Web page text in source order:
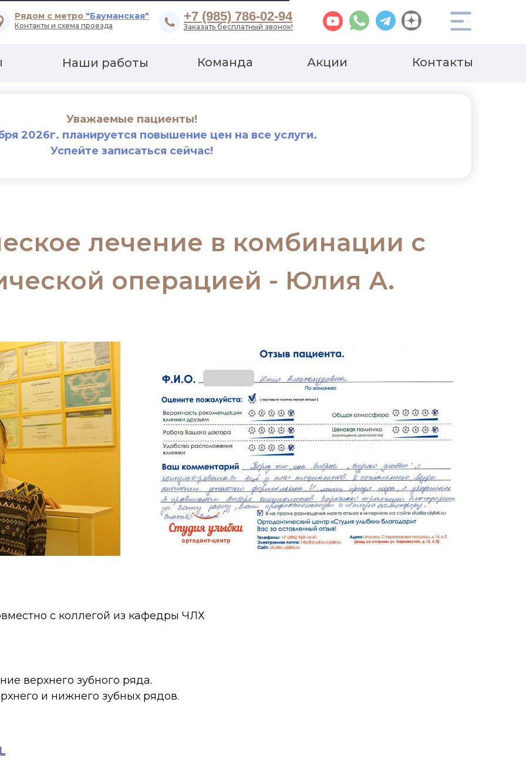
Рядом с метро "Бауманская"
Контакты и схема проезда Заказать бесплатный звонок!
Команда Акции Контакты
+7 (985) 786-02-94
Наши работы
Уважаемые пациенты!
2026г. планируется повышение цен на все услуги.
Успейте записаться сейчас!
лечение в комбинации с
операцией - Юлия А.
с коллегой из кафедры ЧЛХ
верхнего зубного ряда.
и нижнего зубных рядов.